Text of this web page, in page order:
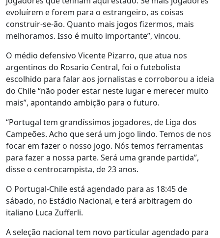
evoluírem e forem para o estrangeiro, as coisas
construir-se-ão. Quanto mais jogos fizermos, mais
melhoramos. Isso é muito importante”, vincou.
O médio defensivo Vicente Pizarro, que atua nos
argentinos do Rosario Central, foi o futebolista
escolhido para falar aos jornalistas e corroborou a ideia
do Chile “não poder estar neste lugar e merecer muito
mais”, apontando ambição para o futuro.
“Portugal tem grandíssimos jogadores, de Liga dos
Campeões. Acho que será um jogo lindo. Temos de nos
focar em fazer o nosso jogo. Nós temos ferramentas
para fazer a nossa parte. Será uma grande partida”,
disse o centrocampista, de 23 anos.
O Portugal-Chile está agendado para as 18:45 de
sábado, no Estádio Nacional, e terá arbitragem do
italiano Luca Zufferli.
A seleção nacional tem novo particular agendado para